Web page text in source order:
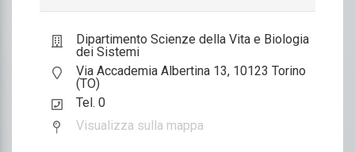
Dipartimento Scienze della Vita e Biologia
dei Sistemi
Via Accademia Albertina 13, 10123 Torino
(TO)
Tel. 0
Visualizza sulla mappa